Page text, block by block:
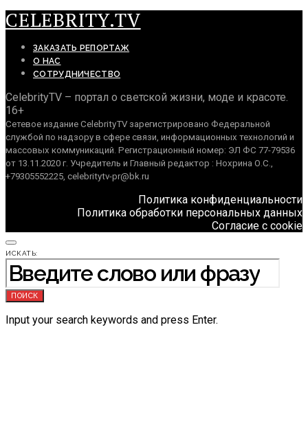
CELEBRITY.TV
ЗАКАЗАТЬ РЕПОРТАЖ
О НАС
СОТРУДНИЧЕСТВО
CelebrityTV – портал о светской жизни, моде и красоте.
16+
Сетевое издание CelebrityTV зарегистрировано Федеральной
службой по надзору в сфере связи, информационных технологий и
массовых коммуникаций. Регистрационный номер: ЭЛ ФС 77-79536
от 13.11.2020 г. Учредитель и Главный редактор : Нохрина О.С.,
+79305552225, celebritytv-pr@bk.ru
Политика конфиденциальности
Политика обработки персональных данных
Согласие с cookie
ИСКАТЬ:
ПОИСК
Input your search keywords and press Enter.